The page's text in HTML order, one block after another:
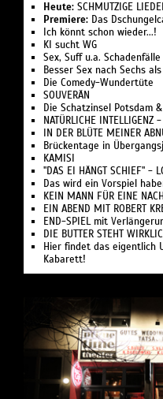
Heute: SCHMUTZIGE
Premiere: Das
Ich könnt schon wieder...!
KI sucht WG
Sex, Suff u.a. Schadenfälle
Besser Sex nach Sechs
Die Comedy-Wundertüte
SOUVERÄN
Die Schatzinsel Potsdam
NATÜRLICHE INTELLIGENZ
IN DER BLÜTE MEINER
Brückentage in
KAMISI
"DAS EI HÄNGT SCHIEF" -
Das wird ein Vorspiel
KEIN MANN FÜR EINE
EIN ABEND MIT ROBERT
END-SPIEL mit
DIE BUTTER STEHT
Hier findet das eigentlich
Kabarett!